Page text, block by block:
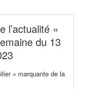
l’actualité «
du 13
» marquante de la